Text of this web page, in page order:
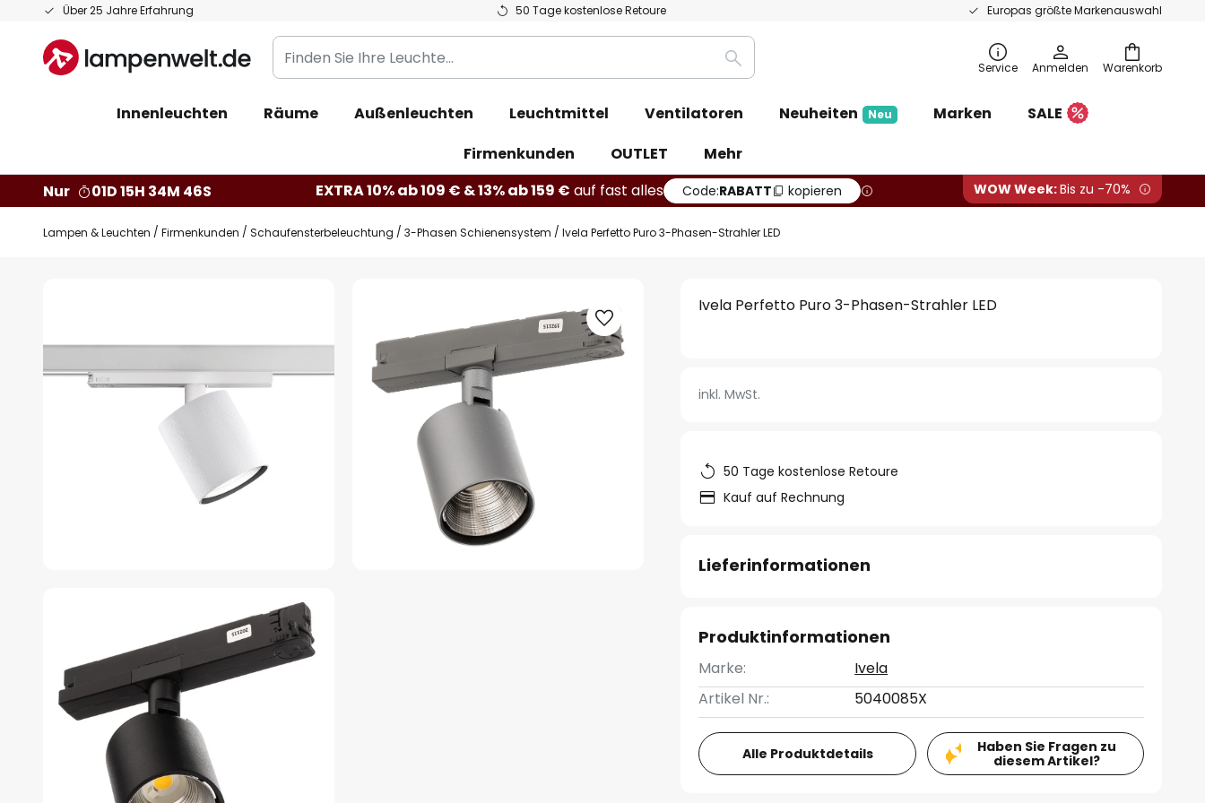
Über 25 Jahre Erfahrung 50 Tage kostenlose Retoure Europas größte Markenauswahl
Zum
springen
Warenkorb
Finden
Sie
Leuchte...
Suche Service Anmelden
Innenleuchten Räume Außenleuchten Leuchtmittel Ventilatoren Neuheiten Neu Marken
SALE
Firmenkunden
OUTLET
Mehr
Nur
01D 15H 34M 45S EXTRA 10% ab 109 € & 13% ab 159 € auf fast alles Code:RABATT kopieren WOW Week:Bis zu -70%
Lampen & Leuchten Firmenkunden Schaufensterbeleuchtung 3-Phasen Schienensystem Ivela Perfetto Puro 3-Phasen-Strahler LED
springen
Ivela Perfetto Puro 3-Phasen-Strahler LED
inkl. MwSt.
50 Tage kostenlose Retoure
Kauf auf Rechnung
Lieferinformationen
Produktinformationen
Marke:
Ivela
Artikel Nr.:
5040085X
Alle Produktdetails
Haben Sie Fragen zu
diesem Artikel?